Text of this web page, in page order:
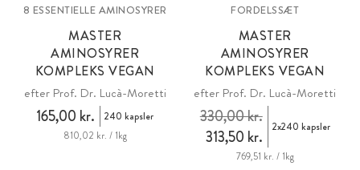
8 ESSENTIELLE AMINOSYRER
MASTER
AMINOSYRER
KOMPLEKS VEGAN
efter Prof. Dr. Lucà-Moretti
165,00 kr.
240 kapsler
810,02 kr. / 1kg
FORDELSSÆT
MASTER
AMINOSYRER
KOMPLEKS VEGAN
efter Prof. Dr. Lucà-Moretti
313,50 kr.
330,00 kr. 2x240 kapsler
769,51 kr. / 1kg